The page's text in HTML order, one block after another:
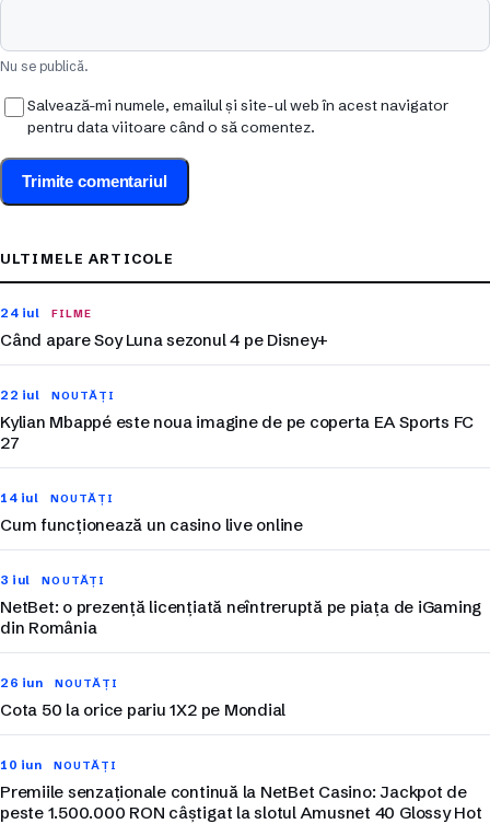
Nu se publică.
Salvează-mi numele, emailul și site-ul web în acest navigator
pentru data viitoare când o să comentez.
ULTIMELE ARTICOLE
24 iul FILME
Când apare Soy Luna sezonul 4 pe Disney+
22 iul NOUTĂȚI
Kylian Mbappé este noua imagine de pe coperta EA Sports FC
27
14 iul NOUTĂȚI
Cum funcționează un casino live online
3 iul NOUTĂȚI
NetBet: o prezență licențiată neîntreruptă pe piața de iGaming
din România
26 iun NOUTĂȚI
Cota 50 la orice pariu 1X2 pe Mondial
10 iun NOUTĂȚI
Premiile senzaționale continuă la NetBet Casino: Jackpot de
peste 1.500.000 RON câștigat la slotul Amusnet 40 Glossy Hot